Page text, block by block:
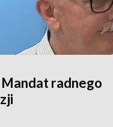
Mandat radnego